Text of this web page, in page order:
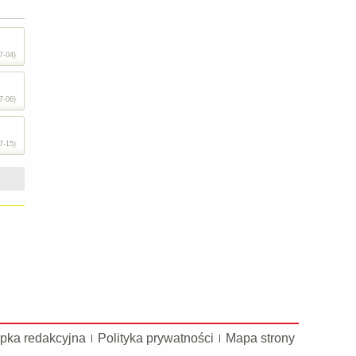
04)
06)
15)
redakcyjna Polityka prywatności Mapa strony